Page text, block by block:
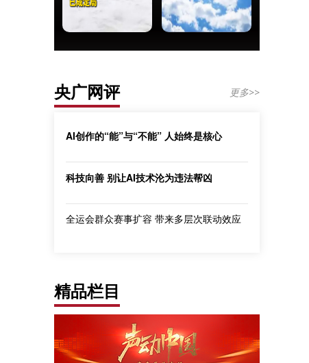
央广网评 更多>>
AI创作的“能”与“不能” 人始终是核心
科技向善 别让AI技术沦为违法帮凶
全运会群众赛事扩容 带来多层次联动效应
精品栏目